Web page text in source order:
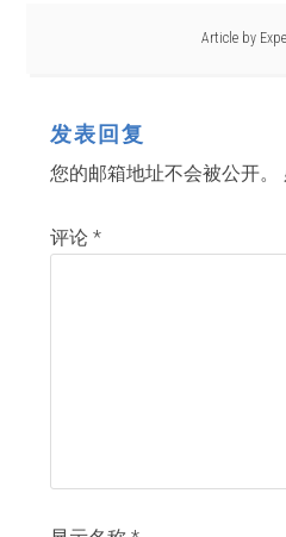
Article by
发表回复
您的邮箱地址不会被公开。
评论*